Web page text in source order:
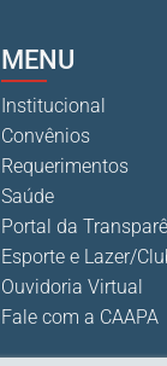
MENU
Institucional
Convênios
Requerimentos
Saúde
Portal da
Esporte e Lazer/
Ouvidoria Virtual
Fale com a CAAPA